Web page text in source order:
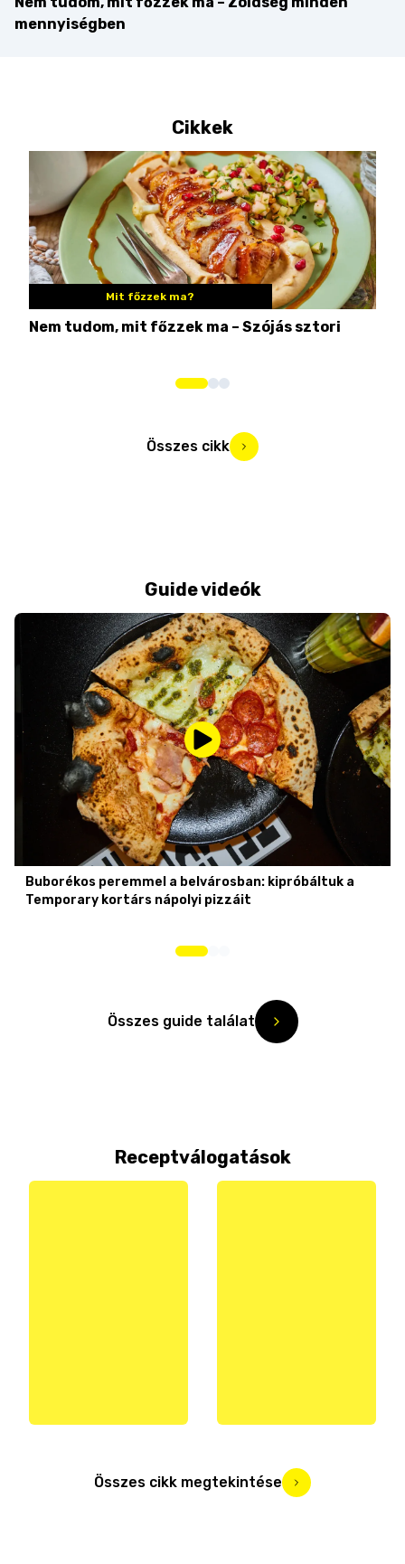
mennyiségben
Cikkek
Mit főzzek ma?
Nem tudom, mit főzzek ma – Szójás sztori
Összes cikk
Guide videók
Buborékos peremmel a belvárosban: kipróbáltuk a
Temporary kortárs nápolyi pizzáit
Összes guide találat
Receptválogatások
Összes cikk megtekintése